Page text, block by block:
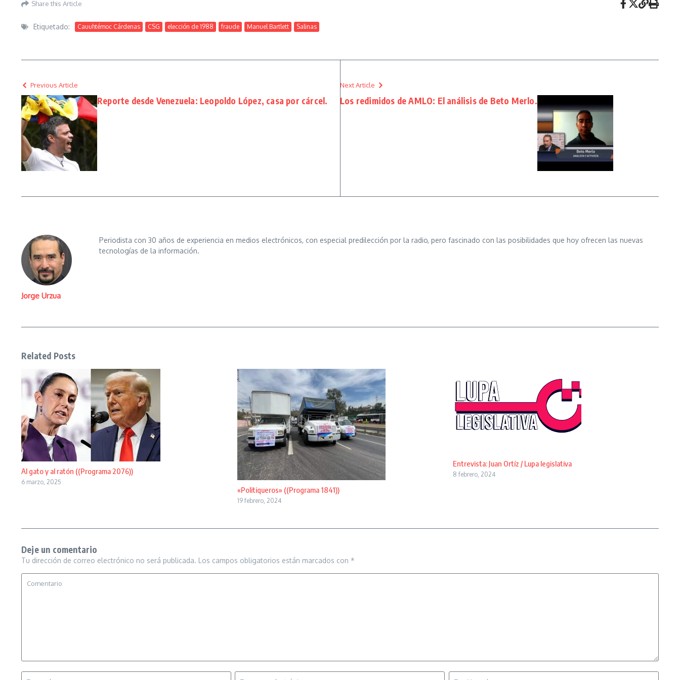
Share this Article
Etiquetado: Cauuhtémoc Cárdenas CSG elección de 1988 fraude Manuel Bartlett Salinas
Previous Article
Reporte desde Venezuela: Leopoldo López, casa por cárcel.
Next Article
Los redimidos de AMLO: El análisis de Beto Merlo.
Jorge Urzua
Periodista con 30 años de experiencia en medios electrónicos, con especial predilección por la radio, pero fascinado con las posibilidades que hoy ofrecen las nuevas
tecnologías de la información.
Related Posts
Al gato y al ratón ((Programa 2076))
6 marzo, 2025
«Politiqueros» ((Programa 1841))
19 febrero, 2024
Entrevista: Juan Ortíz / Lupa legislativa
8 febrero, 2024
Deje un comentario
Tu dirección de correo electrónico no será publicada. Los campos obligatorios están marcados con *